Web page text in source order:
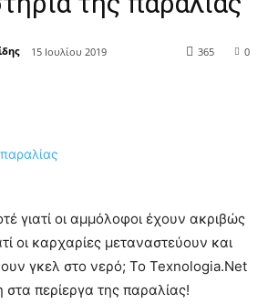
15 Ιουλίου 2019 0
365
γιατί οι αμμόλοφοι έχουν ακριβώς
οι καρχαρίες μεταναστεύουν και
γκελ στο νερό; Το Texnologia.Net
στα περίεργα της παραλίας!